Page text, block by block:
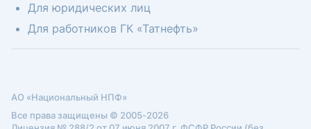
Для юридических лиц
Для работников ГК «Татнефть»
АО «Национальный НПФ»
Все права защищены © 2005-2026